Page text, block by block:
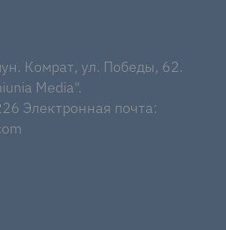
Комрат, ул. Победы, 62.
Media".
Электронная почта: